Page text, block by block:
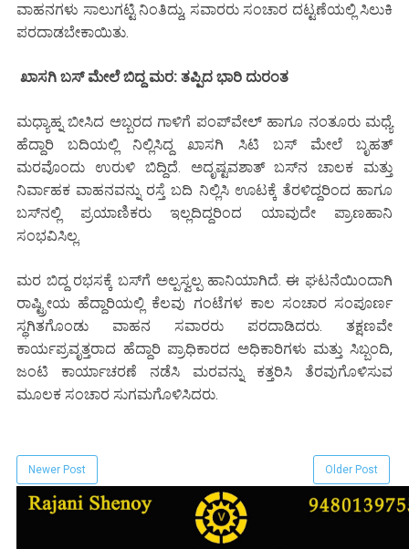
ವಾಹನಗಳು ಸಾಲುಗಟ್ಟಿ ನಿಂತಿದ್ದು, ಸವಾರರು ಸಂಚಾರ ದಟ್ಟಣೆಯಲ್ಲಿ ಸಿಲುಕಿ
ಪರದಾಡಬೇಕಾಯಿತು.
ಖಾಸಗಿ ಬಸ್ ಮೇಲೆ ಬಿದ್ದ ಮರ: ತಪ್ಪಿದ ಭಾರಿ ದುರಂತ
ಮಧ್ಯಾಹ್ನ ಬೀಸಿದ ಅಬ್ಬರದ ಗಾಳಿಗೆ ಪಂಪ್‌ವೇಲ್ ಹಾಗೂ ನಂತೂರು ಮಧ್ಯೆ
ಹೆದ್ದಾರಿ ಬದಿಯಲ್ಲಿ ನಿಲ್ಲಿಸಿದ್ದ ಖಾಸಗಿ ಸಿಟಿ ಬಸ್ ಮೇಲೆ ಬೃಹತ್
ಮರವೊಂದು ಉರುಳಿ ಬಿದ್ದಿದೆ. ಅದೃಷ್ಟವಶಾತ್ ಬಸ್‌ನ ಚಾಲಕ ಮತ್ತು
ನಿರ್ವಾಹಕ ವಾಹನವನ್ನು ರಸ್ತೆ ಬದಿ ನಿಲ್ಲಿಸಿ ಊಟಕ್ಕೆ ತೆರಳಿದ್ದರಿಂದ ಹಾಗೂ
ಬಸ್‌ನಲ್ಲಿ ಪ್ರಯಾಣಿಕರು ಇಲ್ಲದಿದ್ದರಿಂದ ಯಾವುದೇ ಪ್ರಾಣಹಾನಿ
ಸಂಭವಿಸಿಲ್ಲ.
ಮರ ಬಿದ್ದ ರಭಸಕ್ಕೆ ಬಸ್‌ಗೆ ಅಲ್ಪಸ್ವಲ್ಪ ಹಾನಿಯಾಗಿದೆ. ಈ ಘಟನೆಯಿಂದಾಗಿ
ರಾಷ್ಟ್ರೀಯ ಹೆದ್ದಾರಿಯಲ್ಲಿ ಕೆಲವು ಗಂಟೆಗಳ ಕಾಲ ಸಂಚಾರ ಸಂಪೂರ್ಣ
ಸ್ಥಗಿತಗೊಂಡು ವಾಹನ ಸವಾರರು ಪರದಾಡಿದರು. ತಕ್ಷಣವೇ
ಕಾರ್ಯಪ್ರವೃತ್ತರಾದ ಹೆದ್ದಾರಿ ಪ್ರಾಧಿಕಾರದ ಅಧಿಕಾರಿಗಳು ಮತ್ತು ಸಿಬ್ಬಂದಿ,
ಜಂಟಿ ಕಾರ್ಯಾಚರಣೆ ನಡೆಸಿ ಮರವನ್ನು ಕತ್ತರಿಸಿ ತೆರವುಗೊಳಿಸುವ
ಮೂಲಕ ಸಂಚಾರ ಸುಗಮಗೊಳಿಸಿದರು.
Newer Post Older Post